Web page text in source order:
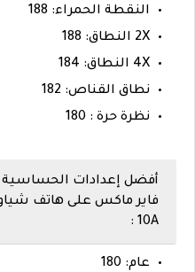
النقطة الحمراء: 188
2X النطاق: 188
4X النطاق: 184
نطاق القناص: 182
نظرة حرة : 180
أفضل إعدادات
10A :
عام: 180